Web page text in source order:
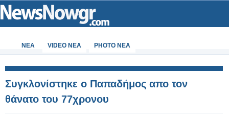
ΝΕΑ VIDEO NEA PHOTO NEA
Συγκλονίστηκε ο Παπαδήμος απο τον
θάνατο του 77χρονου